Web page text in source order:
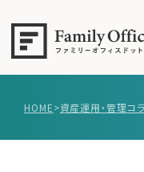
HOME>資産運用・管理コ